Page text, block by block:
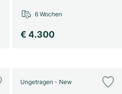
€ 4.300
6 Wochen
Ungetragen - New